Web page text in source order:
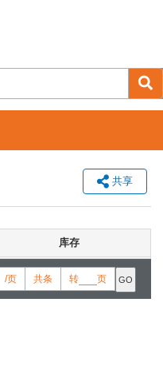
共享
库存
/页 共条 转 页